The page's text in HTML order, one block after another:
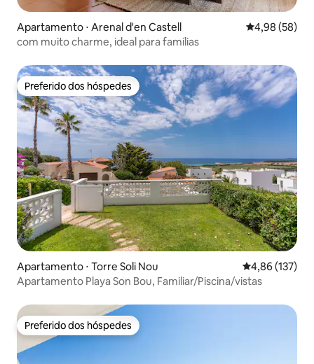
Apartamento ⋅ Arenal d'en Castell 4,98 de uma
4,98 (58)
com muito charme, ideal para famílias
Preferido dos hóspedes
Preferido dos hóspedes
Apartamento ⋅ Torre Soli Nou 4,86 de uma
4,86 (137)
Apartamento Playa Son Bou, Familiar/Piscina/vistas
Preferido dos hóspedes
Preferido dos hóspedes